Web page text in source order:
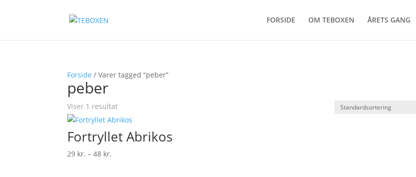
FORSIDE OM TEBOXEN ÅRETS GANG
Forside / Varer tagged “peber”
peber
Viser 1 resultat
Fortryllet Abrikos
29 kr. – 48 kr.